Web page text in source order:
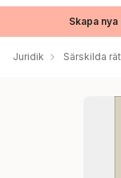
Skapa
Juridik Särskilda